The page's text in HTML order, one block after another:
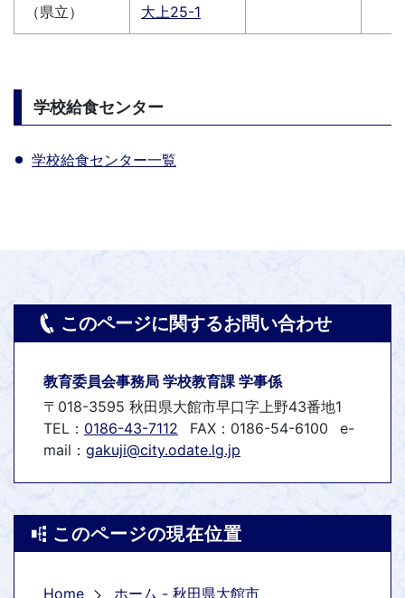
（県立）
大上25-1
学校給食センター
学校給食センター一覧
このページに関するお問い合わせ
教育委員会事務局 学校教育課 学事係
〒018-3595 秋田県大館市早口字上野43番地1
TEL： 0186-43-7112 FAX：0186-54-6100
e-
mail： gakuji@city.odate.lg.jp
このページの現在位置
Home ホーム - 秋田県大館市